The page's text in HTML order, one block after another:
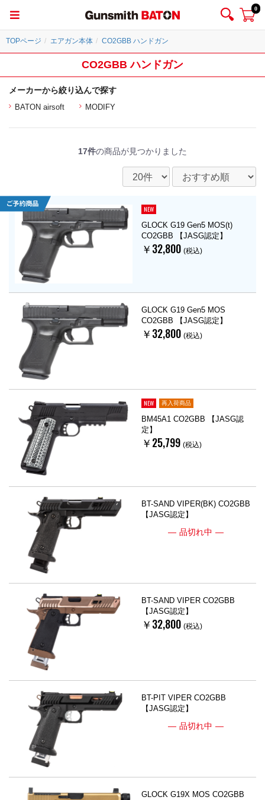
0
TOPページ エアガン本体 CO2GBB ハンドガン
CO2GBB ハンドガン
メーカーから絞り込んで探す
BATON airsoft MODIFY
17件の商品が見つかりました
NEW
GLOCK G19 Gen5 MOS(t)
CO2GBB 【JASG認定】
￥32,800 (税込)
GLOCK G19 Gen5 MOS
CO2GBB 【JASG認定】
￥32,800 (税込)
NEW 再入荷商品
BM45A1 CO2GBB 【JASG認
定】
￥25,799 (税込)
BT-SAND VIPER(BK) CO2GBB
【JASG認定】
品切れ中
BT-SAND VIPER CO2GBB
【JASG認定】
￥32,800 (税込)
BT-PIT VIPER CO2GBB
【JASG認定】
品切れ中
GLOCK G19X MOS CO2GBB